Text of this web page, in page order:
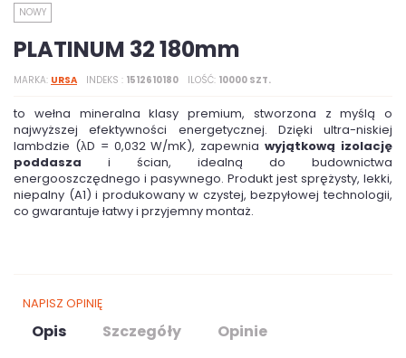
NOWY
PLATINUM 32 180mm
MARKA URSA INDEKS 1512610180 ILOŚĆ 10000 SZT.
to wełna mineralna klasy premium, stworzona z myślą o
najwyższej efektywności energetycznej. Dzięki ultra-niskiej
lambdzie (λD = 0,032 W/mK), zapewniawyjątkową izolację
poddasza i ścian, idealną do budownictwa
energooszczędnego i pasywnego. Produkt jest sprężysty, lekki,
niepalny (A1) i produkowany w czystej, bezpyłowej technologii,
co gwarantuje łatwy i przyjemny montaż.
NAPISZ OPINIĘ
Opis Szczegóły
Opinie